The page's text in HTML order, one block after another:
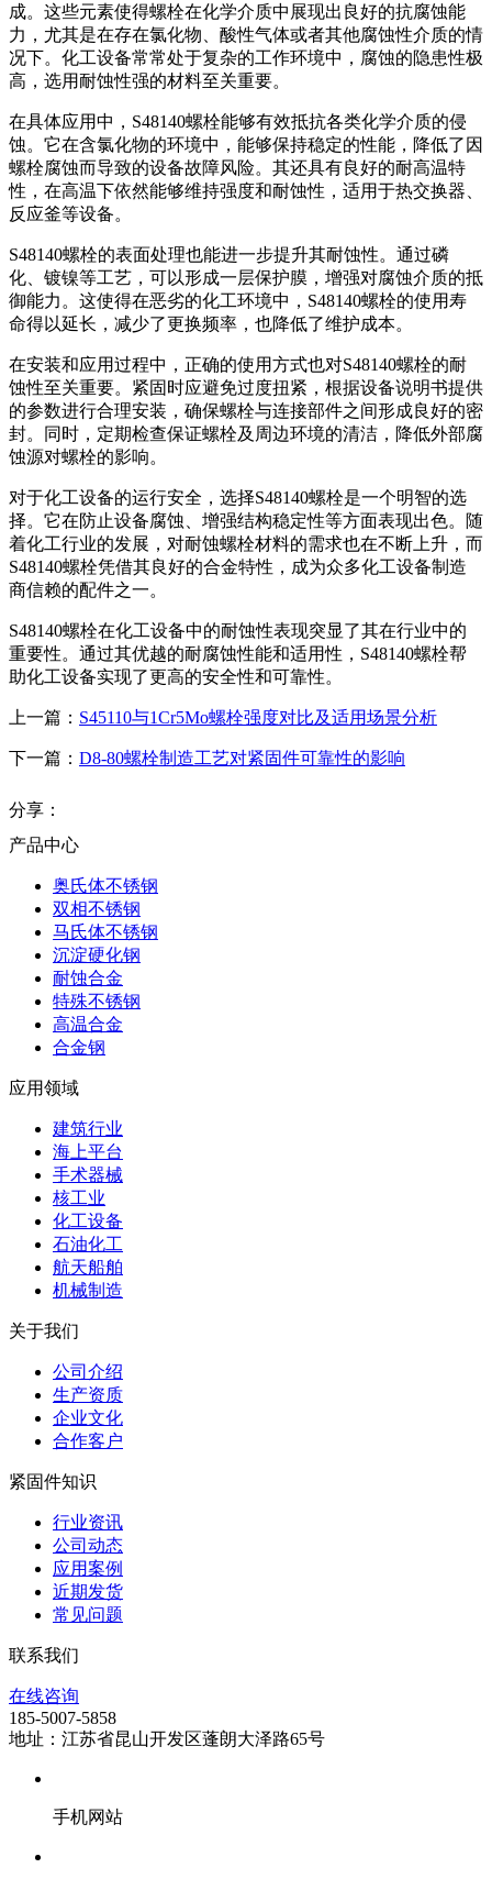
成。这些元素使得螺栓在化学介质中展现出良好的抗腐蚀能
力，尤其是在存在氯化物、酸性气体或者其他腐蚀性介质的情
况下。化工设备常常处于复杂的工作环境中，腐蚀的隐患性极
高，选用耐蚀性强的材料至关重要。
在具体应用中，S48140螺栓能够有效抵抗各类化学介质的侵
蚀。它在含氯化物的环境中，能够保持稳定的性能，降低了因
螺栓腐蚀而导致的设备故障风险。其还具有良好的耐高温特
性，在高温下依然能够维持强度和耐蚀性，适用于热交换器、
反应釜等设备。
S48140螺栓的表面处理也能进一步提升其耐蚀性。通过磷
化、镀镍等工艺，可以形成一层保护膜，增强对腐蚀介质的抵
御能力。这使得在恶劣的化工环境中，S48140螺栓的使用寿
命得以延长，减少了更换频率，也降低了维护成本。
在安装和应用过程中，正确的使用方式也对S48140螺栓的耐
蚀性至关重要。紧固时应避免过度扭紧，根据设备说明书提供
的参数进行合理安装，确保螺栓与连接部件之间形成良好的密
封。同时，定期检查保证螺栓及周边环境的清洁，降低外部腐
蚀源对螺栓的影响。
对于化工设备的运行安全，选择S48140螺栓是一个明智的选
择。它在防止设备腐蚀、增强结构稳定性等方面表现出色。随
着化工行业的发展，对耐蚀螺栓材料的需求也在不断上升，而
S48140螺栓凭借其良好的合金特性，成为众多化工设备制造
商信赖的配件之一。
S48140螺栓在化工设备中的耐蚀性表现突显了其在行业中的
重要性。通过其优越的耐腐蚀性能和适用性，S48140螺栓帮
助化工设备实现了更高的安全性和可靠性。
上一篇： S45110与1Cr5Mo螺栓强度对比及适用场景分析
下一篇： D8-80螺栓制造工艺对紧固件可靠性的影响
分享：
产品中心
奥氏体不锈钢
双相不锈钢
马氏体不锈钢
沉淀硬化钢
耐蚀合金
特殊不锈钢
高温合金
合金钢
应用领域
建筑行业
海上平台
手术器械
核工业
化工设备
石油化工
航天船舶
机械制造
关于我们
公司介绍
生产资质
企业文化
合作客户
紧固件知识
行业资讯
公司动态
应用案例
近期发货
常见问题
联系我们
在线咨询
185-5007-5858
地址：江苏省昆山开发区蓬朗大泽路65号
手机网站